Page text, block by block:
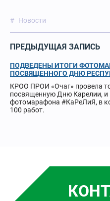
Новости
ПРЕДЫДУЩАЯ ЗАПИСЬ
ПОДВЕДЕНЫ ИТОГИ
ПОСВЯЩЕННОГО ДНЮ
КРОО ПРОИ «Очаг» провела
посвященную Дню Карелии, и
фотомарафона #КаРеЛиЯ, в
100 работ.